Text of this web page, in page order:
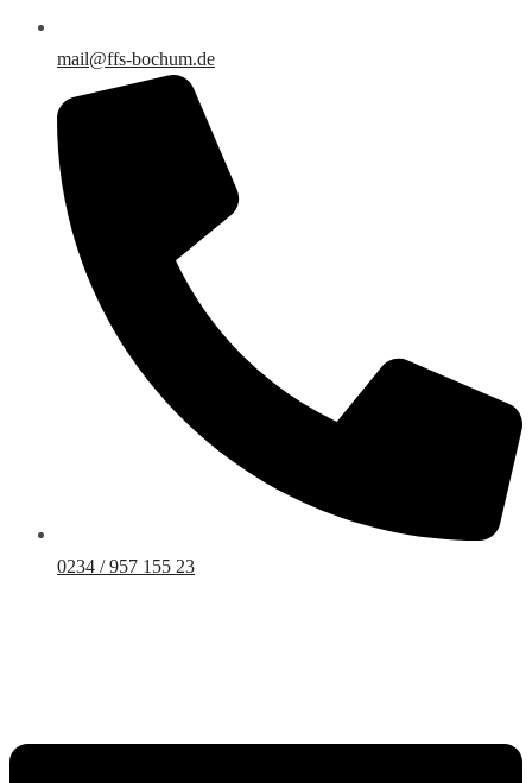
mail@ffs-bochum.de
0234 / 957 155 23